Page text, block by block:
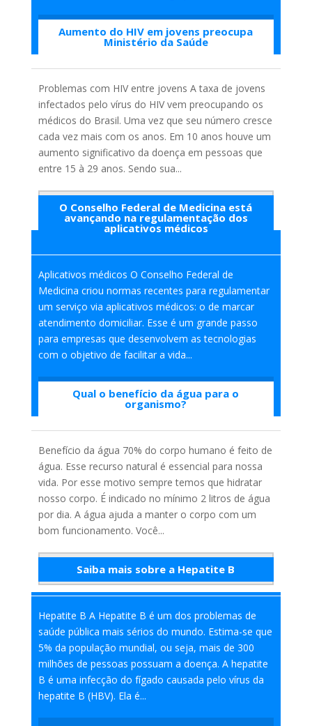
Saiba mais
Aumento do HIV em jovens preocupa
Ministério da Saúde
Problemas com HIV entre jovens A taxa de jovens
infectados pelo vírus do HIV vem preocupando os
médicos do Brasil. Uma vez que seu número cresce
cada vez mais com os anos. Em 10 anos houve um
aumento significativo da doença em pessoas que
entre 15 à 29 anos. Sendo sua...
Saiba mais
O Conselho Federal de Medicina está
avançando na regulamentação dos
aplicativos médicos
Aplicativos médicos O Conselho Federal de
Medicina criou normas recentes para regulamentar
um serviço via aplicativos médicos: o de marcar
atendimento domiciliar. Esse é um grande passo
para empresas que desenvolvem as tecnologias
com o objetivo de facilitar a vida...
Saiba mais
Qual o benefício da água para o
organismo?
Benefício da água 70% do corpo humano é feito de
água. Esse recurso natural é essencial para nossa
vida. Por esse motivo sempre temos que hidratar
nosso corpo. É indicado no mínimo 2 litros de água
por dia. A água ajuda a manter o corpo com um
bom funcionamento. Você...
Saiba mais
Saiba mais sobre a Hepatite B
Hepatite B A Hepatite B é um dos problemas de
saúde pública mais sérios do mundo. Estima-se que
5% da população mundial, ou seja, mais de 300
milhões de pessoas possuam a doença. A hepatite
B é uma infecção do fígado causada pelo vírus da
hepatite B (HBV). Ela é...